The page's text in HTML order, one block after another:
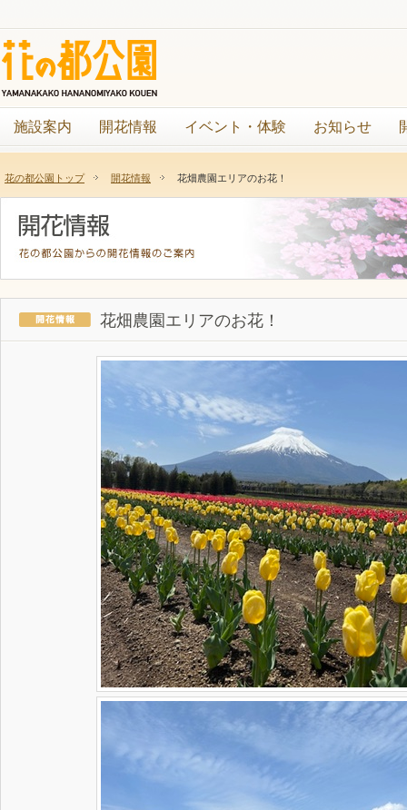
施設案内 開花情報 イベント・体験 お知らせ
花の都公園トップ 開花情報 花畑農園エリアのお花！
花畑農園エリアのお花！